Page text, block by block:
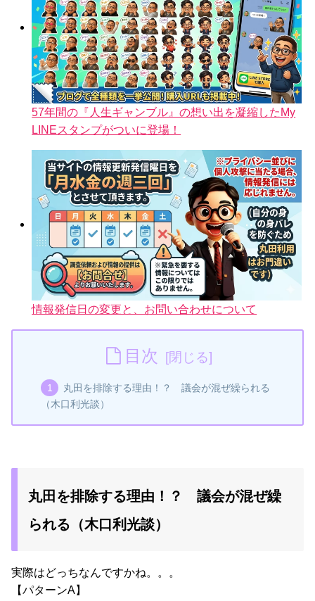
57年間の『人生ギャンブル』の想い出を凝縮したMy
LINEスタンプがついに登場！
情報発信日の変更と、お問い合わせについて
目次
丸田を排除する理由！？ 議会が混ぜ繰られる
（木口利光談）
丸田を排除する理由！？ 議会が混ぜ繰
られる（木口利光談）
実際はどっちなんですかね。。。
【パターンA】